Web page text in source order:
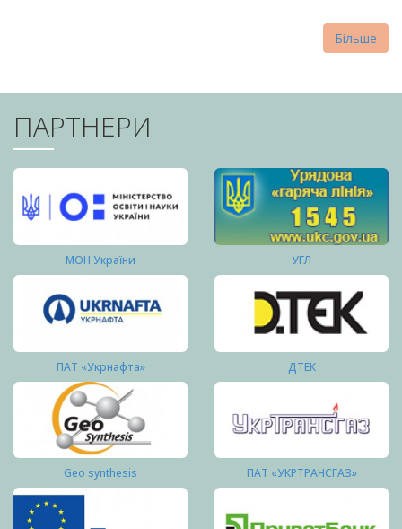
Більше
ПАРТНЕРИ
МОН України УГЛ
ПАТ «Укрнафта» ДТЕК
Geo synthesis ПАТ «УКРТРАНСГАЗ»